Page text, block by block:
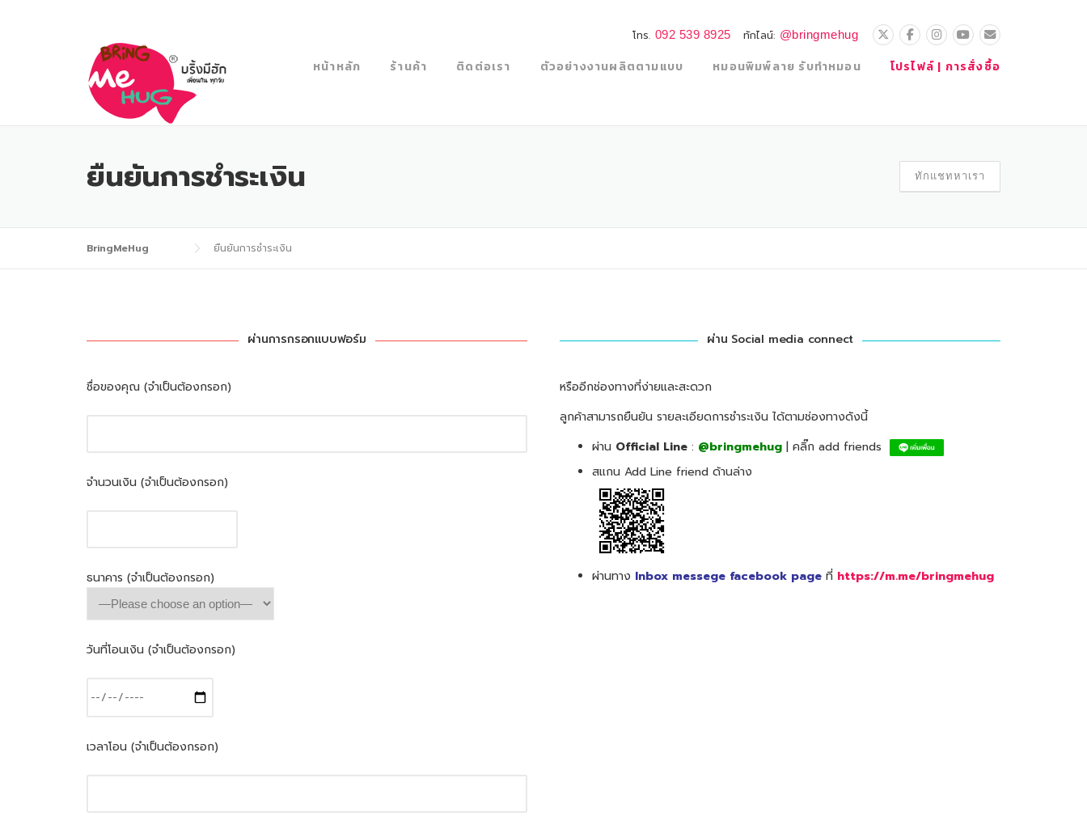
ทักไลน์: @bringmehug
โทร. 092 539 8925
หน้าหลัก ร้านค้า ติดต่อเรา ตัวอย่างงานผลิตตามแบบ หมอนพิมพ์ลาย รับทำหมอน โปรไฟล์ | การสั่งซื้อ
ยืนยันการชำระเงิน ทักแชทหาเรา
BringMeHug ยืนยันการชำระเงิน
ผ่านการกรอกแบบฟอร์ม
ชื่อของคุณ (จำเป็นต้องกรอก)
จำนวนเงิน (จำเป็นต้องกรอก)
ธนาคาร (จำเป็นต้องกรอก)
วันที่โอนเงิน (จำเป็นต้องกรอก)
เวลาโอน (จำเป็นต้องกรอก)
ผ่าน Social media connect
หรืออีกช่องทางที่ง่ายและสะดวก
ลูกค้าสามารถยืนยัน รายละเอียดการชำระเงิน ได้ตามช่องทางดังนี้
ผ่าน Official Line : @bringmehug | คลิ๊ก add friends
สแกน Add Line friend ด้านล่าง
ผ่านทาง Inbox messege facebook page ที่ https://m.me/bringmehug